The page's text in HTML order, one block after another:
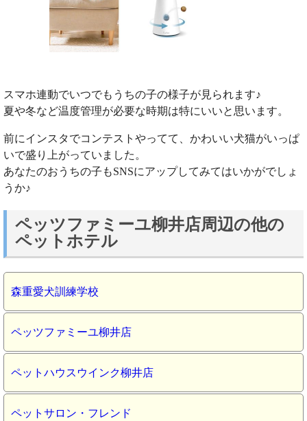
スマホ連動でいつでもうちの子の様子が見られます♪
夏や冬など温度管理が必要な時期は特にいいと思います。
前にインスタでコンテストやってて、かわいい犬猫がいっぱ
いで盛り上がっていました。
あなたのおうちの子もSNSにアップしてみてはいかがでしょ
うか♪
ペッツファミーユ柳井店周辺の他の
ペットホテル
森重愛犬訓練学校
ペッツファミーユ柳井店
ペットハウスウインク柳井店
ペットサロン・フレンド